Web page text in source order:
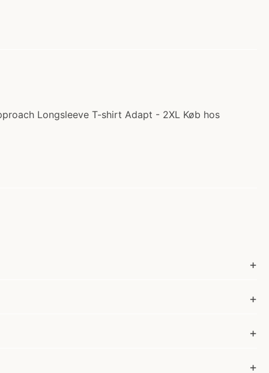
Longsleeve T-shirt Adapt - 2XL Køb hos